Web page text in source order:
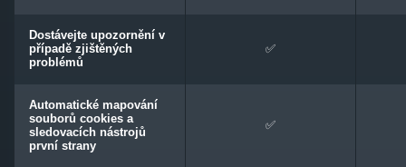
Dostávejte upozornění v
případě zjištěných
problémů
✅
Automatické mapování
souborů cookies a
sledovacích nástrojů
první strany
✅